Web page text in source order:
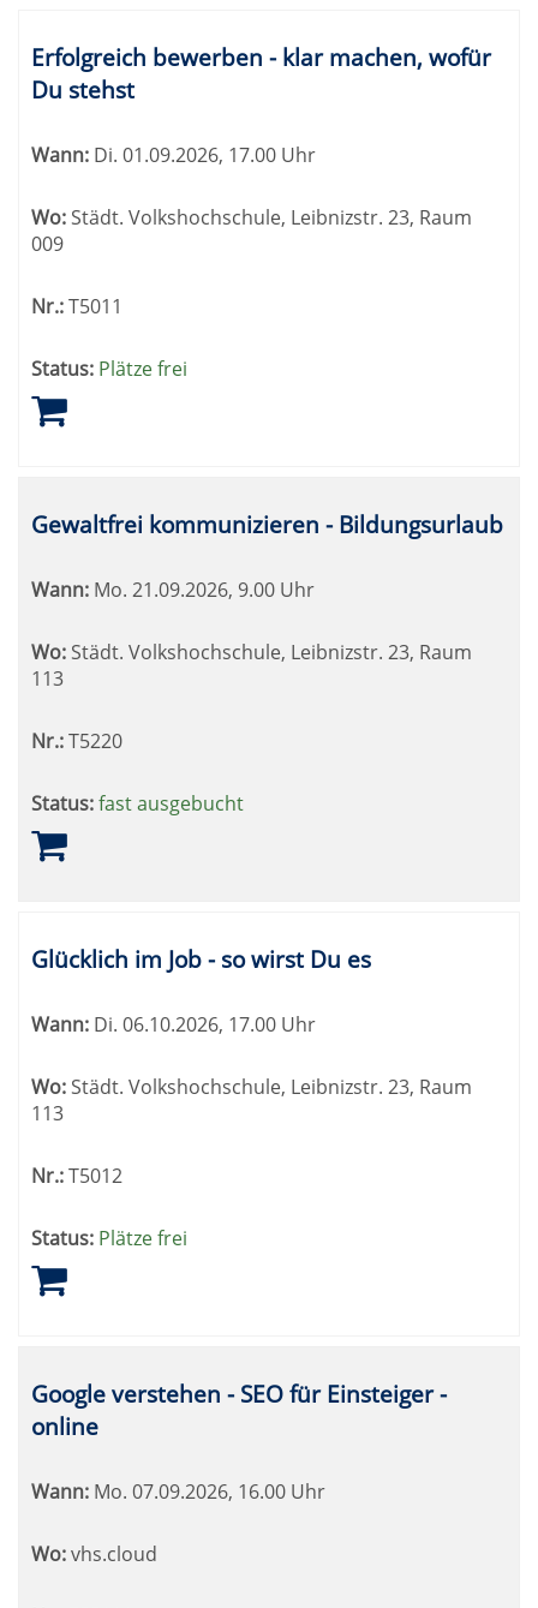
Erfolgreich bewerben - klar machen, wofür
Du stehst
Wann: Di. 01.09.2026, 17.00 Uhr
Wo:Städt. Volkshochschule, Leibnizstr. 23, Raum
009
Nr.:T5011
Status: Plätze frei
Gewaltfrei kommunizieren - Bildungsurlaub
Wann: Mo. 21.09.2026, 9.00 Uhr
Wo: Städt. Volkshochschule, Leibnizstr. 23, Raum
113
Nr.:T5220
Status:fast ausgebucht
Glücklich im Job - so wirst Du es
Wann: Di. 06.10.2026, 17.00 Uhr
Wo:Städt. Volkshochschule, Leibnizstr. 23, Raum
113
Nr.:T5012
Status: Plätze frei
Google verstehen - SEO für Einsteiger -
online
Wann: Mo. 07.09.2026, 16.00 Uhr
Wo:vhs.cloud